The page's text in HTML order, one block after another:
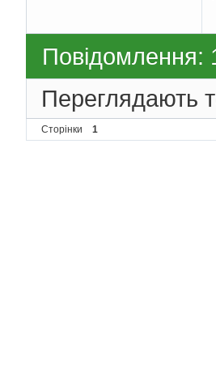
Повідомлення:
Переглядають
Сторінки 1